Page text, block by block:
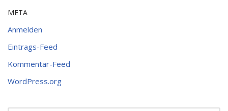
META
Anmelden
Eintrags-Feed
Kommentar-Feed
WordPress.org